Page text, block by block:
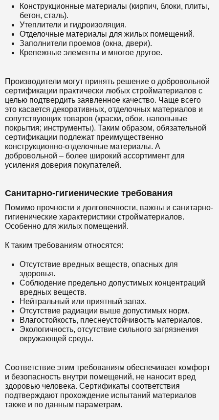
Конструкционные материалы (кирпич, блоки, плиты,
бетон, сталь).
Утеплители и гидроизоляция.
Отделочные материалы для жилых помещений.
Заполнители проемов (окна, двери).
Крепежные элементы и многое другое.
Производители могут принять решение о добровольной
сертификации практически любых стройматериалов с
целью подтвердить заявленное качество. Чаще всего
это касается декоративных, отделочных материалов и
сопутствующих товаров (краски, обои, напольные
покрытия; инструменты). Таким образом, обязательной
сертификации подлежат преимущественно
конструкционно-отделочные материалы. А
добровольной – более широкий ассортимент для
усиления доверия покупателей.
Санитарно-гигиенические требования
Помимо прочности и долговечности, важны и санитарно-
гигиенические характеристики стройматериалов.
Особенно для жилых помещений.
К таким требованиям относятся:
Отсутствие вредных веществ, опасных для
здоровья.
Соблюдение предельно допустимых концентраций
вредных веществ.
Нейтральный или приятный запах.
Отсутствие радиации выше допустимых норм.
Влагостойкость, плеснеустойчивость материалов.
Экологичность, отсутствие сильного загрязнения
окружающей среды.
Соответствие этим требованиям обеспечивает комфорт
и безопасность внутри помещений, не наносит вред
здоровью человека. Сертификаты соответствия
подтверждают прохождение испытаний материалов
также и по данным параметрам.